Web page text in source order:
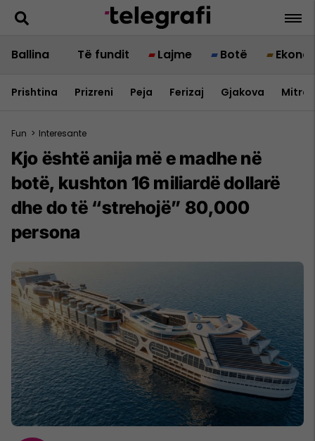
Ballina Të fundit Lajme Botë
Prishtina Prizreni Peja Ferizaj Gjakova
Fun > Interesante
Kjo është anija më e madhe në
botë, kushton 16 miliardë dollarë
dhe do të “strehojë” 80,000
persona